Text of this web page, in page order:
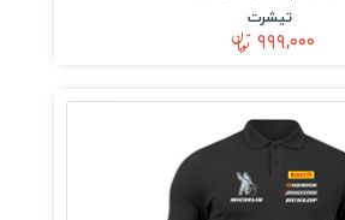
تیشرت
۹۹۹,۰۰۰